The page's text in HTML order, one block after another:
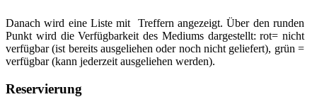
Danach wird eine Liste mit Treffern angezeigt. Über den runden
Punkt wird die Verfügbarkeit des Mediums dargestellt: rot= nicht
verfügbar (ist bereits ausgeliehen oder noch nicht geliefert), grün =
verfügbar (kann jederzeit ausgeliehen werden).
Reservierung